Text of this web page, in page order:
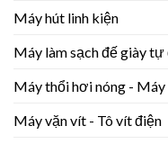
Máy hút linh kiện
Máy làm sạch đế giày tự
Máy thổi hơi nóng -
Máy vặn vít - Tô vít điện